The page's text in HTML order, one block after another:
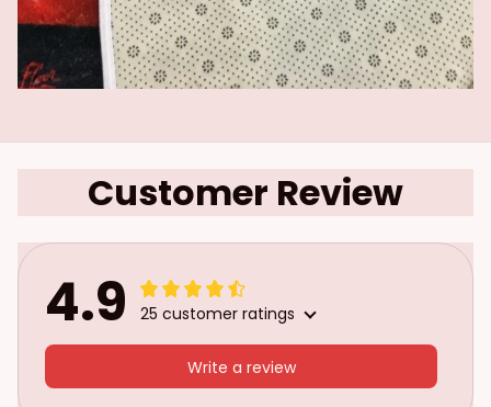
Customer Review
4.9 25 customer ratings
Write a review